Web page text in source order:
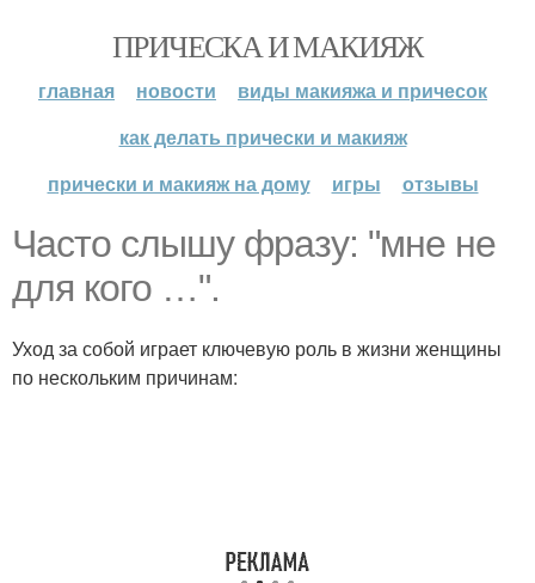
ПРИЧЕСКА И МАКИЯЖ
главная новости
виды макияжа и причесок
как делать прически и макияж
прически и макияж на дому
игры отзывы
Часто слышу фразу: "мне не
для кого …".
Уход за собой играет ключевую роль в жизни женщины
по нескольким причинам: